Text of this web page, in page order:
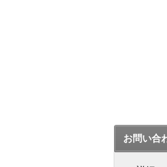
お問い合